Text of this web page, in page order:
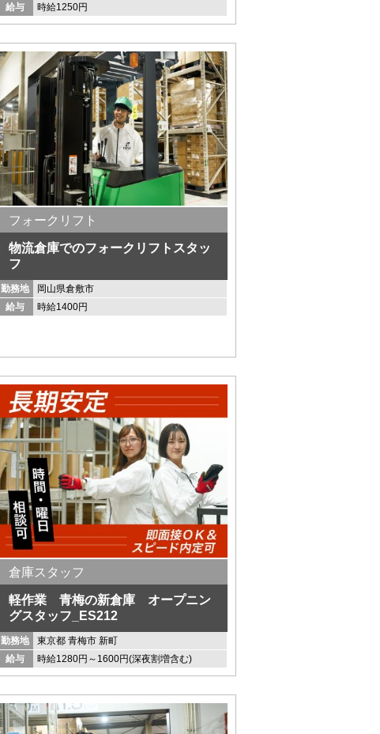
給与
時給1250円
フォークリフト
物流倉庫でのフォークリフトスタッ
フ
勤務地
岡山県倉敷市
給与
時給1400円
倉庫スタッフ
軽作業 青梅の新倉庫 オープニン
グスタッフ_ES212
勤務地
東京都 青梅市 新町
給与
時給1280円～1600円(深夜割増含む)